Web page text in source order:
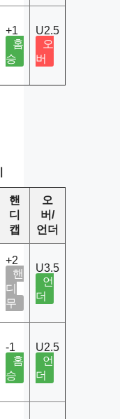
+1
홈
승
U2.5
오
버
핸
디
캡
오
버/
언더
+2
핸
디
무
U3.5
언
더
-1
홈
승
U2.5
언
더